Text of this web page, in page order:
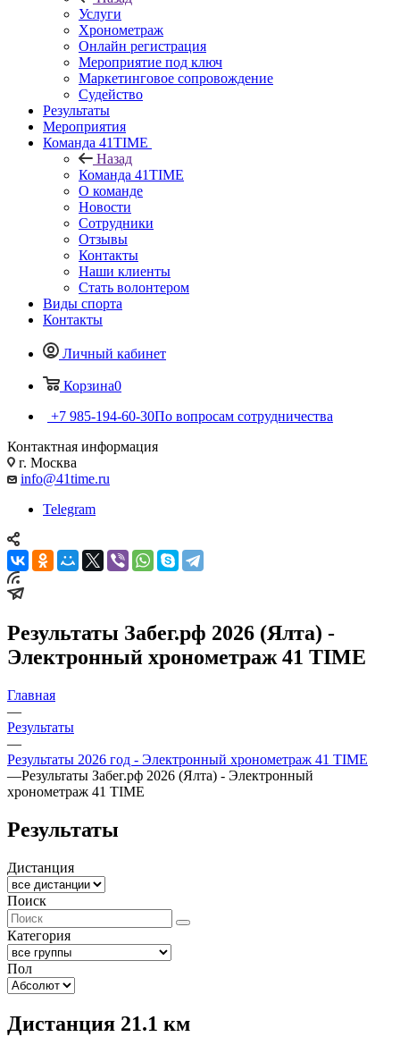
Услуги
Хронометраж
Онлайн регистрация
Мероприятие под ключ
Маркетинговое сопровождение
Судейство
Результаты
Мероприятия
Команда 41TIME
Назад
Команда 41TIME
О команде
Новости
Сотрудники
Отзывы
Контакты
Наши клиенты
Стать волонтером
Виды спорта
Контакты
Личный кабинет
Корзина0
+7 985-194-60-30По вопросам сотрудничества
Контактная информация
г. Москва
info@41time.ru
Telegram
Результаты Забег.рф 2026 (Ялта) -
Электронный хронометраж 41 TIME
Главная
—
Результаты
—
Результаты 2026 год - Электронный хронометраж 41 TIME
—Результаты Забег.рф 2026 (Ялта) - Электронный
хронометраж 41 TIME
Результаты
Дистанция
Поиск
Категория
Пол
Дистанция 21.1 км